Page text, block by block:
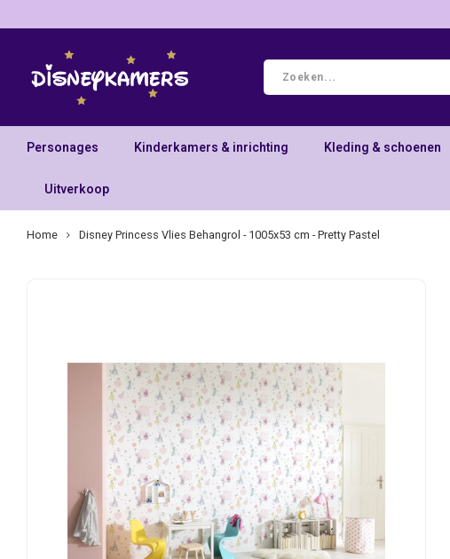
Personages Kinderkamers & inrichting Kleding & schoenen
Uitverkoop
Home Disney Princess Vlies Behangrol - 1005x53 cm - Pretty Pastel